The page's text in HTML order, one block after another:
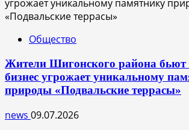
Общество
Жители Шигонского района бьют
бизнес угрожает уникальному
природы «Подвальские террасы»
news 09.07.2026